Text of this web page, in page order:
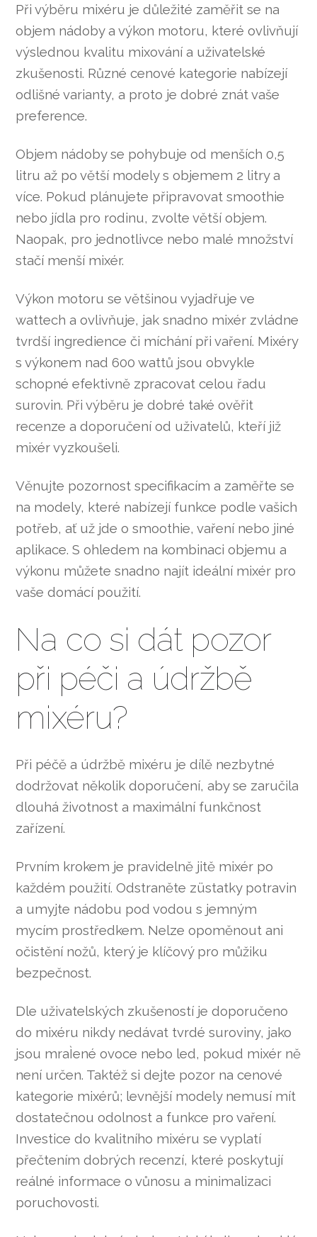
Při výběru mixéru je důležité zaměřit se na
objem nádoby a výkon motoru, které ovlivňují
výslednou kvalitu mixování a uživatelské
zkušenosti. Různé cenové kategorie nabízejí
odlišné varianty, a proto je dobré znát vaše
preference.
Objem nádoby se pohybuje od menších 0,5
litru až po větší modely s objemem 2 litry a
více. Pokud plánujete připravovat smoothie
nebo jídla pro rodinu, zvolte větší objem.
Naopak, pro jednotlivce nebo malé množství
stačí menší mixér.
Výkon motoru se většinou vyjadřuje ve
wattech a ovlivňuje, jak snadno mixér zvládne
tvrdší ingredience či míchání při vaření. Mixéry
s výkonem nad 600 wattů jsou obvykle
schopné efektivně zpracovat celou řadu
surovin. Při výběru je dobré také ověřit
recenze a doporučení od uživatelů, kteří již
mixér vyzkoušeli.
Věnujte pozornost specifikacím a zaměřte se
na modely, které nabízejí funkce podle vašich
potřeb, ať už jde o smoothie, vaření nebo jiné
aplikace. S ohledem na kombinaci objemu a
výkonu můžete snadno najít ideální mixér pro
vaše domácí použití.
Na co si dát pozor
při péči a údržbě
mixéru?
Při péčě a údržbě mixéru je dílě nezbytné
dodržovat několik doporučení, aby se zaručila
dlouhá životnost a maximální funkčnost
zařízení.
Prvním krokem je pravidelně jitě mixér po
každém použití. Odstraněte züstatky potravin
a umyjte nádobu pod vodou s jemným
mycím prostředkem. Nelze opoměnout ani
očistění nožů, který je klíčový pro můžiku
bezpečnost.
Dle uživatelských zkušeností je doporučeno
do mixéru nikdy nedávat tvrdé suroviny, jako
jsou mraÌené ovoce nebo led, pokud mixér ně
není určen. Taktéž si dejte pozor na cenové
kategorie mixérů; levnější modely nemusí mít
dostatečnou odolnost a funkce pro vaření.
Investice do kvalitního mixéru se vyplatí
přečtením dobrých recenzí, které poskytují
reálné informace o vůnosu a minimalizaci
poruchovosti.